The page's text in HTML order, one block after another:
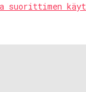
suorittimen